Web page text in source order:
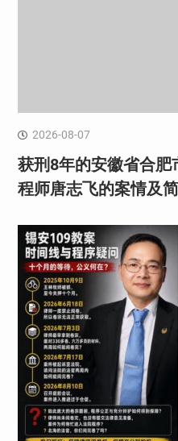
2026-08-07
获刑8年的安徽省合
程师唐志飞的案情及